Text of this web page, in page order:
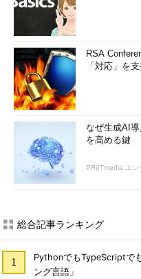
RSA
「対応」を
なぜ生成AI
を高める鍵
PR(ITmedia エン
総合記事ランキング
PythonでもTypeScriptで
ング言語」